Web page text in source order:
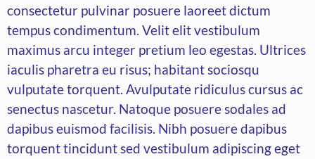
consectetur pulvinar posuere laoreet dictum
tempus condimentum. Velit elit vestibulum
maximus arcu integer pretium leo egestas. Ultrices
iaculis pharetra eu risus; habitant sociosqu
vulputate torquent. Avulputate ridiculus cursus ac
senectus nascetur. Natoque posuere sodales ad
dapibus euismod facilisis. Nibh posuere dapibus
torquent tincidunt sed vestibulum adipiscing eget